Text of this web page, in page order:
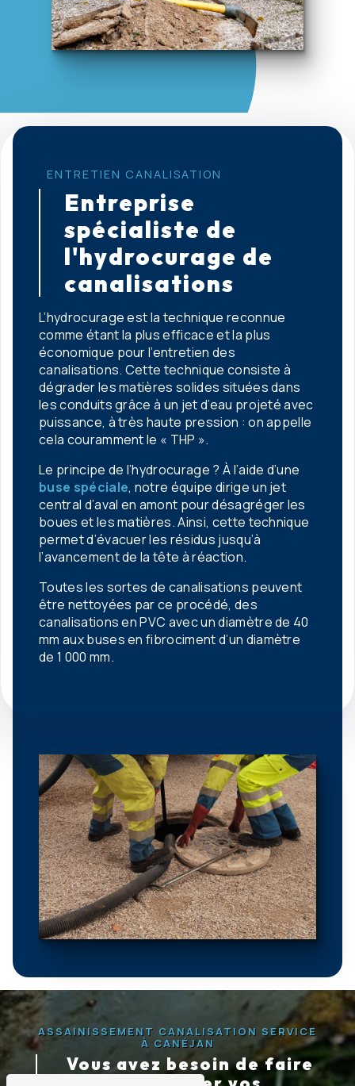
ENTRETIEN CANALISATION
Entreprise
spécialiste de
l'hydrocurage de
canalisations
L’hydrocurage est la technique reconnue
comme étant la plus efficace et la plus
économique pour l’entretien des
canalisations. Cette technique consiste à
dégrader les matières solides situées dans
les conduits grâce à un jet d’eau projeté avec
puissance, à très haute pression : on appelle
cela couramment le « THP ».
Le principe de l’hydrocurage ? À l’aide d’une
buse spéciale, notre équipe dirige un jet
central d’aval en amont pour désagréger les
boues et les matières. Ainsi, cette technique
permet d’évacuer les résidus jusqu’à
l’avancement de la tête à réaction.
Toutes les sortes de canalisations peuvent
être nettoyées par ce procédé, des
canalisations en PVC avec un diamètre de 40
mm aux buses en fibrociment d’un diamètre
de 1 000 mm.
ASSAINISSEMENT CANALISATION SERVICE
À CANÉJAN
Vous avez besoin de faire